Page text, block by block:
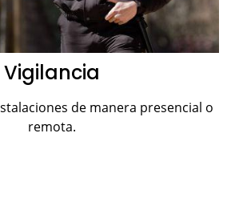
Vigilancia
de manera presencial o
remota.